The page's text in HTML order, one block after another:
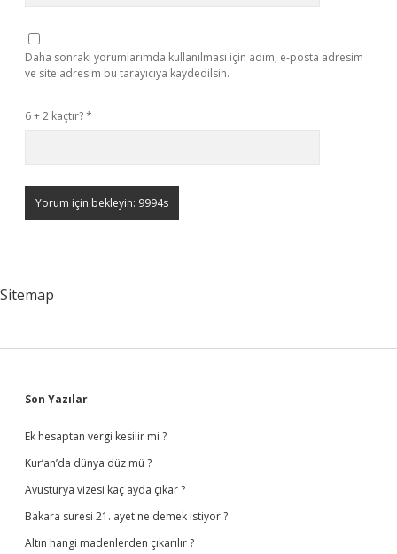
Daha sonraki yorumlarımda kullanılması için adım, e-posta adresim
ve site adresim bu tarayıcıya kaydedilsin.
6 + 2 kaçtır?*
Sitemap
Sidebar
Son Yazılar
Ek hesaptan vergi kesilir mi ?
Kur’an’da dünya düz mü ?
Avusturya vizesi kaç ayda çıkar ?
Bakara suresi 21. ayet ne demek istiyor ?
Altın hangi madenlerden çıkarılır ?